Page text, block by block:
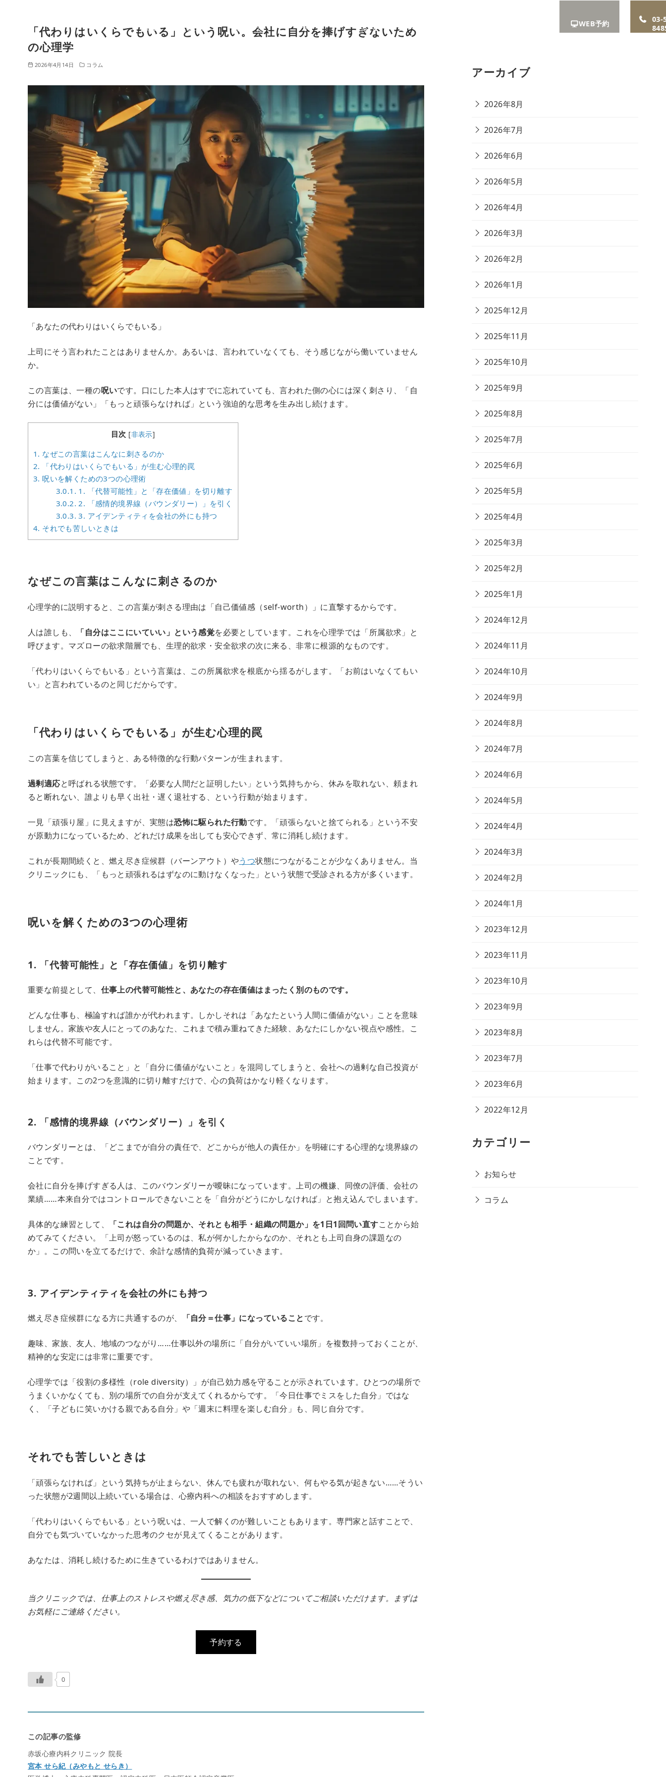
ME
ついて
状
法
ガイド
案内
方へ
WEB予約
03-
「代わりはいくらでもいる」という呪い。会社に自分を捧げすぎないため
の心理学
2026年4月14日 コラム
「あなたの代わりはいくらでもいる」
上司にそう言われたことはありませんか。あるいは、言われていなくても、そう感じながら働いていません
か。
この言葉は、一種の呪いです。口にした本人はすでに忘れていても、言われた側の心には深く刺さり、「自
分には価値がない」「もっと頑張らなければ」という強迫的な思考を生み出し続けます。
目次 [非表示]
1. なぜこの言葉はこんなに刺さるのか
2. 「代わりはいくらでもいる」が生む心理的罠
3. 呪いを解くための3つの心理術
3.0.1. 1. 「代替可能性」と「存在価値」を切り離す
3.0.2. 2. 「感情的境界線（バウンダリー）」を引く
3.0.3. 3. アイデンティティを会社の外にも持つ
4. それでも苦しいときは
なぜこの言葉はこんなに刺さるのか
心理学的に説明すると、この言葉が刺さる理由は「自己価値感（self-worth）」に直撃するからです。
人は誰しも、 「自分はここにいていい」という感覚を必要としています。これを心理学では「所属欲求」と
呼びます。マズローの欲求階層でも、生理的欲求・安全欲求の次に来る、非常に根源的なものです。
「代わりはいくらでもいる」という言葉は、この所属欲求を根底から揺るがします。「お前はいなくてもい
い」と言われているのと同じだからです。
「代わりはいくらでもいる」が生む心理的罠
この言葉を信じてしまうと、ある特徴的な行動パターンが生まれます。
過剰適応と呼ばれる状態です。「必要な人間だと証明したい」という気持ちから、休みを取れない、頼まれ
ると断れない、誰よりも早く出社・遅く退社する、という行動が始まります。
一見「頑張り屋」に見えますが、実態は恐怖に駆られた行動です。「頑張らないと捨てられる」という不安
が原動力になっているため、どれだけ成果を出しても安心できず、常に消耗し続けます。
これが長期間続くと、燃え尽き症候群（バーンアウト）やうつ状態につながることが少なくありません。当
クリニックにも、「もっと頑張れるはずなのに動けなくなった」という状態で受診される方が多くいます。
呪いを解くための3つの心理術
1. 「代替可能性」と「存在価値」を切り離す
重要な前提として、 仕事上の代替可能性と、あなたの存在価値はまったく別のものです。
どんな仕事も、極論すれば誰かが代われます。しかしそれは「あなたという人間に価値がない」ことを意味
しません。家族や友人にとってのあなた、これまで積み重ねてきた経験、あなたにしかない視点や感性。こ
れらは代替不可能です。
「仕事で代わりがいること」と「自分に価値がないこと」を混同してしまうと、会社への過剰な自己投資が
始まります。この2つを意識的に切り離すだけで、心の負荷はかなり軽くなります。
2. 「感情的境界線（バウンダリー）」を引く
バウンダリーとは、「どこまでが自分の責任で、どこからが他人の責任か」を明確にする心理的な境界線の
ことです。
会社に自分を捧げすぎる人は、このバウンダリーが曖昧になっています。上司の機嫌、同僚の評価、会社の
業績……本来自分ではコントロールできないことを「自分がどうにかしなければ」と抱え込んでしまいます。
具体的な練習として、 「これは自分の問題か、それとも相手・組織の問題か」を1日1回問い直すことから始
めてみてください。「上司が怒っているのは、私が何かしたからなのか、それとも上司自身の課題なの
か」。この問いを立てるだけで、余計な感情的負荷が減っていきます。
3. アイデンティティを会社の外にも持つ
燃え尽き症候群になる方に共通するのが、 「自分＝仕事」になっていることです。
趣味、家族、友人、地域のつながり……仕事以外の場所に「自分がいていい場所」を複数持っておくことが、
精神的な安定には非常に重要です。
心理学では「役割の多様性（role diversity）」が自己効力感を守ることが示されています。ひとつの場所で
うまくいかなくても、別の場所での自分が支えてくれるからです。「今日仕事でミスをした自分」ではな
く、「子どもに笑いかける親である自分」や「週末に料理を楽しむ自分」も、同じ自分です。
それでも苦しいときは
「頑張らなければ」という気持ちが止まらない、休んでも疲れが取れない、何もやる気が起きない……そうい
った状態が2週間以上続いている場合は、心療内科への相談をおすすめします。
「代わりはいくらでもいる」という呪いは、一人で解くのが難しいこともあります。専門家と話すことで、
自分でも気づいていなかった思考のクセが見えてくることがあります。
あなたは、消耗し続けるために生きているわけではありません。
当クリニックでは、仕事上のストレスや燃え尽き感、気力の低下などについてご相談いただけます。まずは
お気軽にご連絡ください。
予約する
0
この記事の監修
赤坂心療内科クリニック 院長
宮本 せら紀（みやもと せらき）
アーカイブ
2026年8月
2026年7月
2026年6月
2026年5月
2026年4月
2026年3月
2026年2月
2026年1月
2025年12月
2025年11月
2025年10月
2025年9月
2025年8月
2025年7月
2025年6月
2025年5月
2025年4月
2025年3月
2025年2月
2025年1月
2024年12月
2024年11月
2024年10月
2024年9月
2024年8月
2024年7月
2024年6月
2024年5月
2024年4月
2024年3月
2024年2月
2024年1月
2023年12月
2023年11月
2023年10月
2023年9月
2023年8月
2023年7月
2023年6月
2022年12月
カテゴリー
お知らせ
コラム